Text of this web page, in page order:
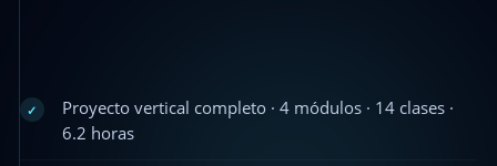
✓
Proyecto vertical completo · 4 módulos · 14 clases ·
6.2 horas